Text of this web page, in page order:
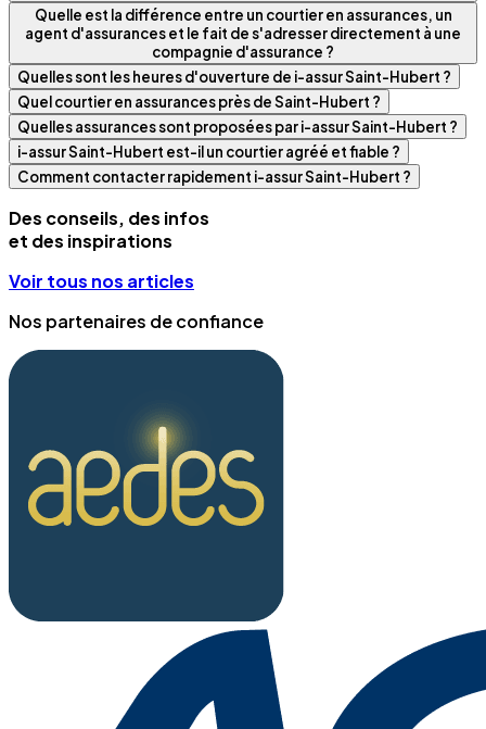
Quelle est la différence entre un courtier en assurances, un
agent d'assurances et le fait de s'adresser directement à une
compagnie d'assurance ?
Quelles sont les heures d'ouverture de i-assur Saint-Hubert ?
Quel courtier en assurances près de Saint-Hubert ?
Quelles assurances sont proposées par i-assur Saint-Hubert ?
i-assur Saint-Hubert est-il un courtier agréé et fiable ?
Comment contacter rapidement i-assur Saint-Hubert ?
Des conseils, des infos
et des inspirations
Voir tous nos articles
Nos partenaires de confiance